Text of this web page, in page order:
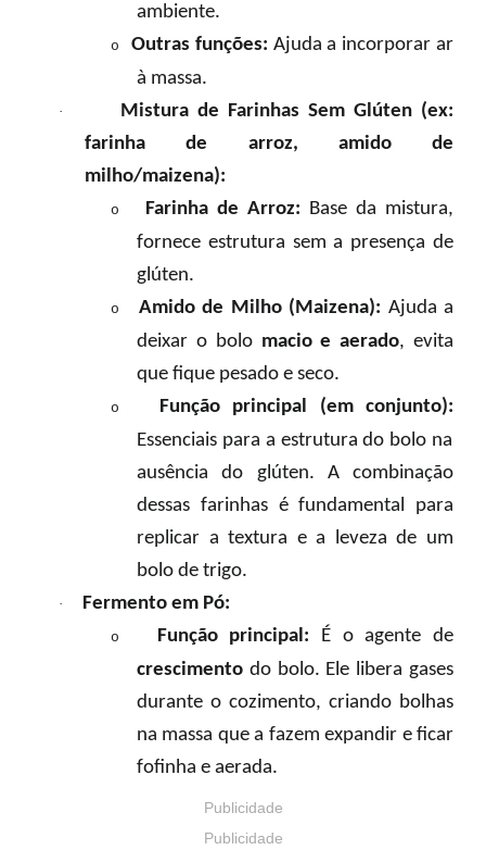
ambiente.
o Outras funções: Ajuda a incorporar ar
à massa.
·
Mistura de Farinhas Sem Glúten (ex:
farinha de arroz, amido de
milho/maizena):
o Farinha de Arroz: Base da mistura,
fornece estrutura sem a presença de
glúten.
o Amido de Milho (Maizena): Ajuda a
deixar o bolo macio e aerado, evita
que fique pesado e seco.
o
Função principal (em conjunto):
Essenciais para a estrutura do bolo na
ausência do glúten. A combinação
dessas farinhas é fundamental para
replicar a textura e a leveza de um
bolo de trigo.
· Fermento em Pó:
o Função principal: É o agente de
crescimento do bolo. Ele libera gases
durante o cozimento, criando bolhas
na massa que a fazem expandir e ficar
fofinha e aerada.
Publicidade
Publicidade